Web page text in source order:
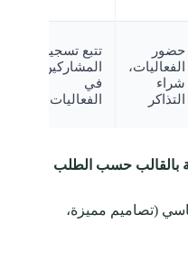
حضور
الفعاليات،
شراء
التذاكر
تتبع تسجيل
المشاركين
في
الفعاليات
بالقالب حسب الطلب
(تصاميم مميزة،